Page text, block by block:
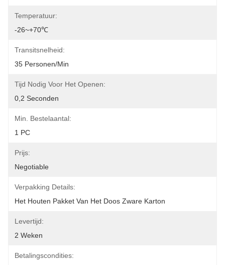
Temperatuur:
-26~+70℃
Transitsnelheid:
35 Personen/min
Tijd Nodig Voor Het Openen:
0,2 Seconden
Min. Bestelaantal:
1 PC
Prijs:
Negotiable
Verpakking Details:
Het Houten Pakket Van Het Doos Zware Karton
Levertijd:
2 Weken
Betalingscondities: